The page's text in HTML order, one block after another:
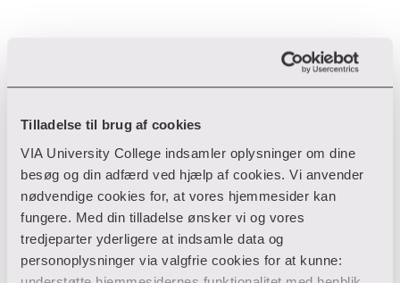
Tilladelse til brug af cookies
VIA University College indsamler oplysninger om dine
besøg og din adfærd ved hjælp af cookies. Vi anvender
nødvendige cookies for, at vores hjemmesider kan
fungere. Med din tilladelse ønsker vi og vores
tredjeparter yderligere at indsamle data og
personoplysninger via valgfrie cookies for at kunne:
Om VIAs arbejde med bæredygtig
udvikling
Håndaftryk og fodaftryk
VIA ønsker at drive og gå forrest i arbejdet med en
bæredygtig udvikling og grøn omstilling. For at
målrette vores arbejde arbejder vi ud fra to
begreber: fodaftryk og håndaftryk.